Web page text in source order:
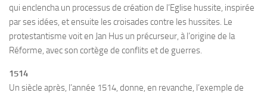
qui enclencha un processus de création de l’Eglise hussite, inspirée
par ses idées, et ensuite les croisades contre les hussites. Le
protestantisme voit en Jan Hus un précurseur, à l’origine de la
Réforme, avec son cortège de conflits et de guerres.
1514
Un siècle après, l’année 1514, donne, en revanche, l’exemple de